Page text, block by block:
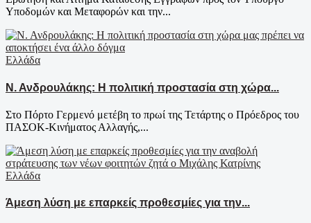
Υποδομών και Μεταφορών και την...
Ελλάδα
Ν. Ανδρουλάκης: Η πολιτική προστασία στη χώρα...
Στο Πόρτο Γερμενό μετέβη το πρωί της Τετάρτης ο Πρόεδρος του
ΠΑΣΟΚ-Κινήματος Αλλαγής,...
Ελλάδα
Άμεση λύση με επαρκείς προθεσμίες για την...